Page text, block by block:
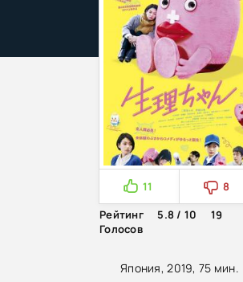
Япония, 2019, 75 мин.
11
8
Рейтинг
5.8 / 10
19
Голосов